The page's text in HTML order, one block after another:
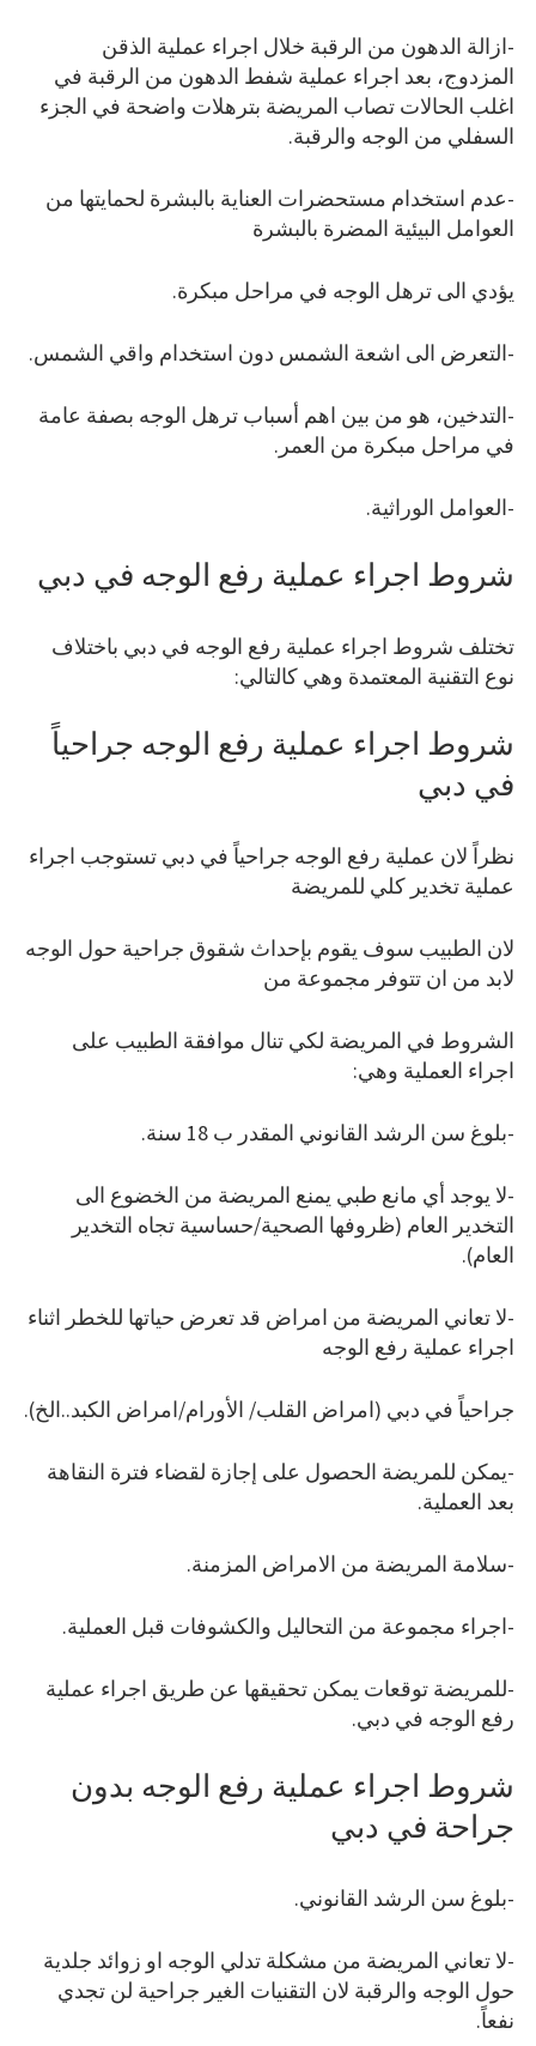
-ازالة الدهون من الرقبة خلال اجراء عملية الذقن
المزدوج، بعد اجراء عملية شفط الدهون من الرقبة في
اغلب الحالات تصاب المريضة بترهلات واضحة في الجزء
السفلي من الوجه والرقبة.
-عدم استخدام مستحضرات العناية بالبشرة لحمايتها من
العوامل البيئية المضرة بالبشرة
يؤدي الى ترهل الوجه في مراحل مبكرة.
-التعرض الى اشعة الشمس دون استخدام واقي الشمس.
-التدخين، هو من بين اهم أسباب ترهل الوجه بصفة عامة
في مراحل مبكرة من العمر.
-العوامل الوراثية.
شروط اجراء عملية رفع الوجه في دبي
تختلف شروط اجراء عملية رفع الوجه في دبي باختلاف
نوع التقنية المعتمدة وهي كالتالي:
شروط اجراء عملية رفع الوجه جراحياً
في دبي
نظراً لان عملية رفع الوجه جراحياً في دبي تستوجب اجراء
عملية تخدير كلي للمريضة
لان الطبيب سوف يقوم بإحداث شقوق جراحية حول الوجه
لابد من ان تتوفر مجموعة من
الشروط في المريضة لكي تنال موافقة الطبيب على
اجراء العملية وهي:
-بلوغ سن الرشد القانوني المقدر ب 18 سنة.
-لا يوجد أي مانع طبي يمنع المريضة من الخضوع الى
التخدير العام (ظروفها الصحية/حساسية تجاه التخدير
العام).
-لا تعاني المريضة من امراض قد تعرض حياتها للخطر اثناء
اجراء عملية رفع الوجه
جراحياً في دبي (امراض القلب/ الأورام/امراض الكبد..الخ).
-يمكن للمريضة الحصول على إجازة لقضاء فترة النقاهة
بعد العملية.
-سلامة المريضة من الامراض المزمنة.
-اجراء مجموعة من التحاليل والكشوفات قبل العملية.
-للمريضة توقعات يمكن تحقيقها عن طريق اجراء عملية
رفع الوجه في دبي.
شروط اجراء عملية رفع الوجه بدون
جراحة في دبي
-بلوغ سن الرشد القانوني.
-لا تعاني المريضة من مشكلة تدلي الوجه او زوائد جلدية
حول الوجه والرقبة لان التقنيات الغير جراحية لن تجدي
نفعاً.